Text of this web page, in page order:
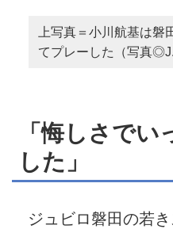
上写真＝小川航基は磐
てプレーした（写真
「悔しさで
した」
ジュビロ磐田の若き